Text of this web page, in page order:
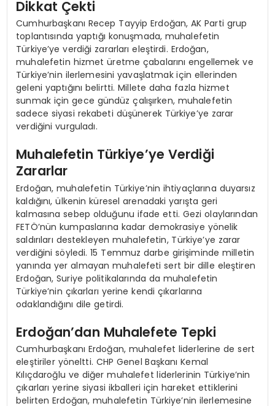
Dikkat Çekti
Cumhurbaşkanı Recep Tayyip Erdoğan, AK Parti grup
toplantısında yaptığı konuşmada, muhalefetin
Türkiye’ye verdiği zararları eleştirdi. Erdoğan,
muhalefetin hizmet üretme çabalarını engellemek ve
Türkiye’nin ilerlemesini yavaşlatmak için ellerinden
geleni yaptığını belirtti. Millete daha fazla hizmet
sunmak için gece gündüz çalışırken, muhalefetin
sadece siyasi rekabeti düşünerek Türkiye’ye zarar
verdiğini vurguladı.
Muhalefetin Türkiye’ye Verdiği
Zararlar
Erdoğan, muhalefetin Türkiye’nin ihtiyaçlarına duyarsız
kaldığını, ülkenin küresel arenadaki yarışta geri
kalmasına sebep olduğunu ifade etti. Gezi olaylarından
FETÖ’nün kumpaslarına kadar demokrasiye yönelik
saldırıları destekleyen muhalefetin, Türkiye’ye zarar
verdiğini söyledi. 15 Temmuz darbe girişiminde milletin
yanında yer almayan muhalefeti sert bir dille eleştiren
Erdoğan, Suriye politikalarında da muhalefetin
Türkiye’nin çıkarları yerine kendi çıkarlarına
odaklandığını dile getirdi.
Erdoğan’dan Muhalefete Tepki
Cumhurbaşkanı Erdoğan, muhalefet liderlerine de sert
eleştiriler yöneltti. CHP Genel Başkanı Kemal
Kılıçdaroğlu ve diğer muhalefet liderlerinin Türkiye’nin
çıkarları yerine siyasi ikballeri için hareket ettiklerini
belirten Erdoğan, muhalefetin Türkiye’nin ilerlemesine